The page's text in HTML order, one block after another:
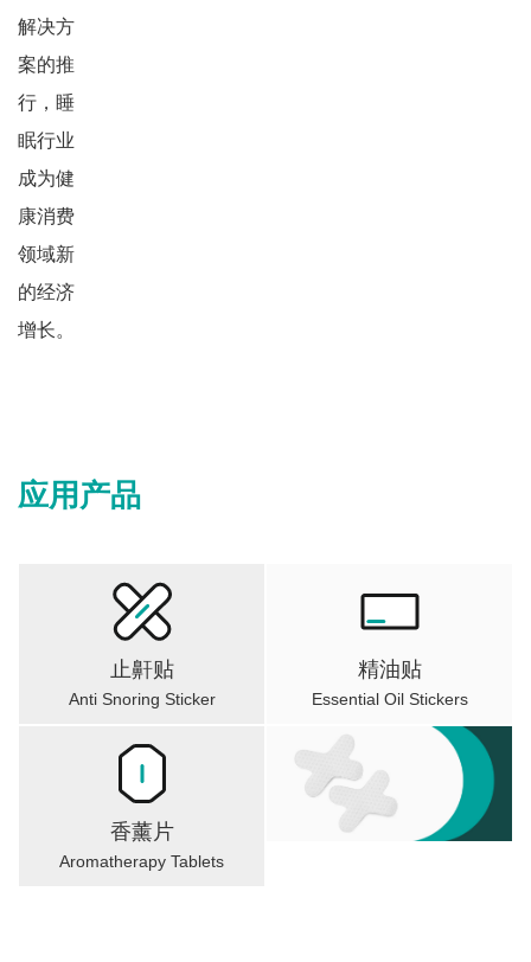
解决方
案的推
行，睡
眠行业
成为健
康消费
领域新
的经济
增长。
应用产品
止鼾贴
Anti Snoring Sticker
精油贴
Essential Oil Stickers
香薰片
Aromatherapy Tablets